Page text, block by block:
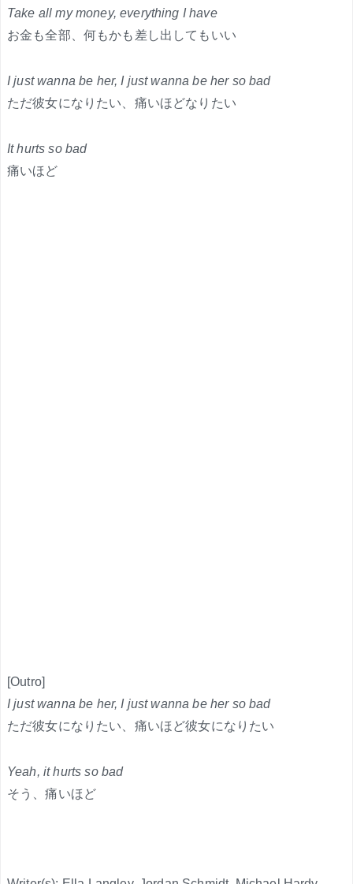
Take all my money, everything I have
お金も全部、何もかも差し出してもいい
I just wanna be her, I just wanna be her so bad
ただ彼女になりたい、痛いほどなりたい
It hurts so bad
痛いほど
[Outro]
I just wanna be her, I just wanna be her so bad
ただ彼女になりたい、痛いほど彼女になりたい
Yeah, it hurts so bad
そう、痛いほど